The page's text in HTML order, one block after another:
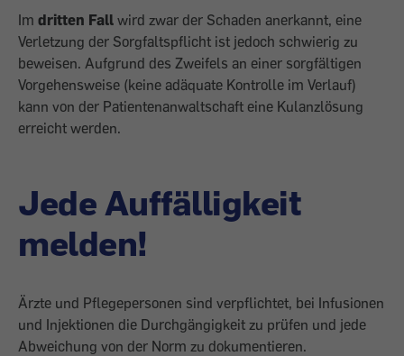
Im dritten Fall wird zwar der Schaden anerkannt, eine
Verletzung der Sorgfaltspflicht ist jedoch schwierig zu
beweisen. Aufgrund des Zweifels an einer sorgfältigen
Vorgehensweise (keine adäquate Kontrolle im Verlauf)
kann von der Patientenanwaltschaft eine Kulanzlösung
erreicht werden.
Jede Auffälligkeit
melden!
Ärzte und Pflegepersonen sind verpflichtet, bei Infusionen
und Injektionen die Durchgängigkeit zu prüfen und jede
Abweichung von der Norm zu dokumentieren.